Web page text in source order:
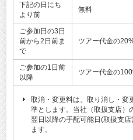
下記の日にち
より前
無料
ご参加日の3日
前から2日前ま
で
ツアー代金の
ご参加の1日前
以降
ツアー代金の
取消・変更料は、取り消し・変
準とします。当社（取扱支店）
翌日以降の手配可能日(取扱支
ます。